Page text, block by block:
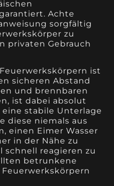
Achte
sorgfältig
zu
privaten Gebrauch
ist
sicheren Abstand
und brennbaren
ist dabei absolut
stabile Unterlage
diese niemals aus
einen Eimer Wasser
in der Nähe zu
schnell reagieren zu
betrunkene